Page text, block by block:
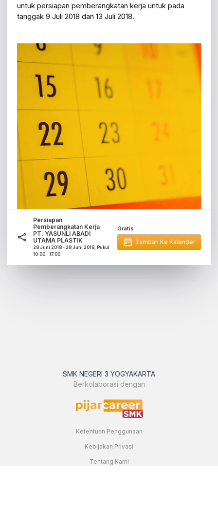
untuk persiapan pemberangkatan kerja untuk pada
tanggak 9 Juli 2018 dan 13 Juli 2018.
Persiapan
Pemberangkatan Kerja
PT. YASUNLI ABADI
UTAMA PLASTIK
28 Juni 2018 - 28 Juni 2018, Pukul
10:00 - 17.00
Gratis
Tambah Ke Kalender
SMK NEGERI 3 YOGYAKARTA
Berkolaborasi dengan
Ketentuan Penggunaan
Kebijakan Privasi
Tentang Kami